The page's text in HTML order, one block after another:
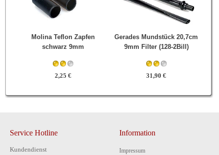
Molina Teflon Zapfen
schwarz 9mm
2,25 €
Gerades Mundstück 20,7cm
9mm Filter (128-2Bill)
31,90 €
Service Hotline
Kundendienst
Information
Impressum